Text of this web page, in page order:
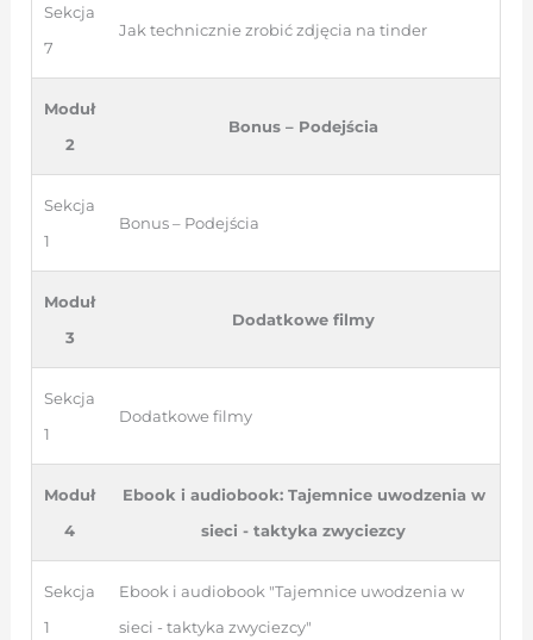
Sekcja
7
Jak technicznie zrobić zdjęcia na tinder
Moduł
2
Bonus – Podejścia
Sekcja
1
Bonus – Podejścia
Moduł
3
Dodatkowe filmy
Sekcja
1
Dodatkowe filmy
Moduł
4
Ebook i audiobook: Tajemnice uwodzenia w
sieci - taktyka zwyciezcy
Sekcja
1
Ebook i audiobook "Tajemnice uwodzenia w
sieci - taktyka zwyciezcy"